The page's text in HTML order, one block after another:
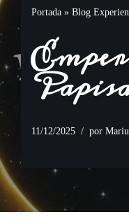
Portada » Blog
11/12/2025 por